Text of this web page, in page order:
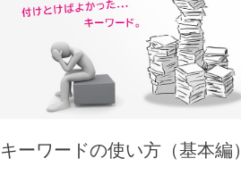
キーワードの使い方（基本編）